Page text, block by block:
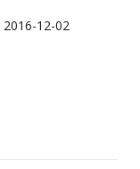
2016-12-02